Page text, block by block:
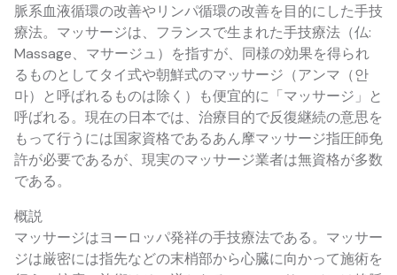
脈系血液循環の改善やリンパ循環の改善を目的にした手技
療法。マッサージは、フランスで生まれた手技療法（仏:
Massage、マサージュ）を指すが、同様の効果を得られ
るものとしてタイ式や朝鮮式のマッサージ（アンマ（안
마）と呼ばれるものは除く）も便宜的に「マッサージ」と
呼ばれる。現在の日本では、治療目的で反復継続の意思を
もって行うには国家資格であるあん摩マッサージ指圧師免
許が必要であるが、現実のマッサージ業者は無資格が多数
である。
概説
マッサージはヨーロッパ発祥の手技療法である。マッサー
ジは厳密には指先などの末梢部から心臓に向かって施術を